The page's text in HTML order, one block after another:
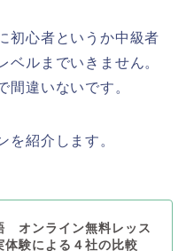
初心者というか中級者
ベルまでいきません。
間違いないです。
を紹介します。
オンライン無料レッス
験による４社の比較